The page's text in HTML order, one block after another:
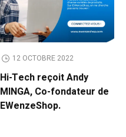
12 OCTOBRE 2022
Hi-Tech reçoit Andy
MINGA, Co-fondateur de
EWenzeShop.